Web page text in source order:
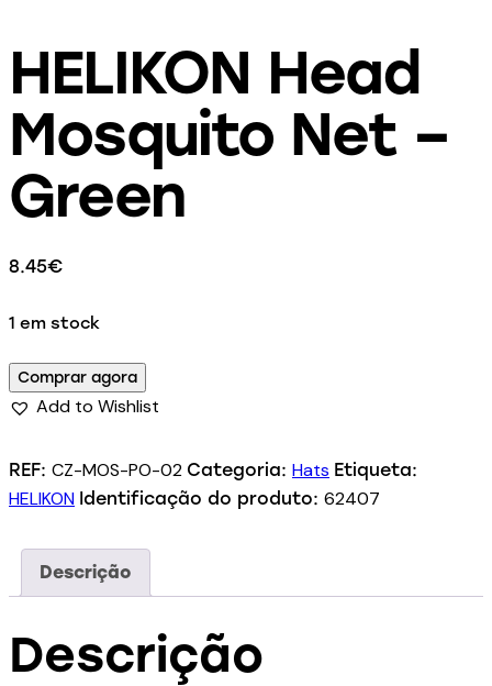
HELIKON Head
Mosquito Net –
Green
8.45€
1 em stock
Comprar agora
Add to Wishlist
REF: CZ-MOS-PO-02 Categoria: Hats Etiqueta:
HELIKON Identificação do produto: 62407
Descrição
Descrição